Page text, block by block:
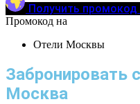
Получить промокод
Промокод на
Отели Москвы
Забронировать
Москва